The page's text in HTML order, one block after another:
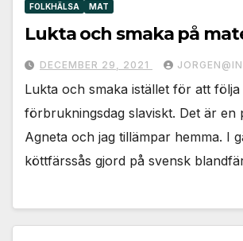
FOLKHÄLSA MAT
Lukta och smaka på
DECEMBER 29, 2021
Lukta och smaka istället för att följa
förbrukningsdag slaviskt. Det är en
Agneta och jag tillämpar hemma. I
köttfärssås gjord på svensk